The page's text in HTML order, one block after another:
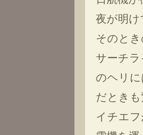
夜が明
そのと
サーチ
のヘリ
だとき
イチエ